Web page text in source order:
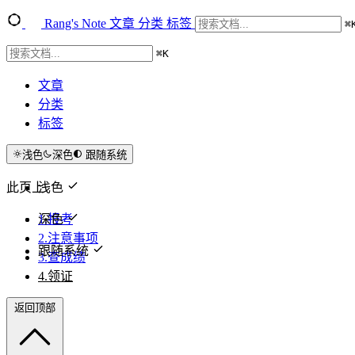
Rang's Note 文章 分类 标签 ⌘
⌘K
文章
分类
标签
浅色 深色 跟随系统
浅色
深色
跟随系统
此页上
1.报考
2.注意事项
3.查成绩
4.领证
返回顶部